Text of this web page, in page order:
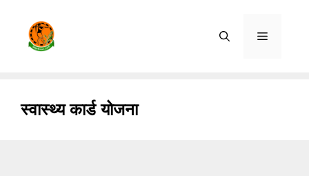
content
Menu
स्वास्थ्य कार्ड योजना